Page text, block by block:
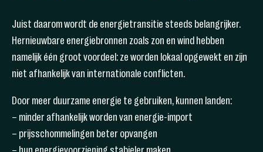
Juist daarom wordt de energietransitie steeds belangrijker.
Hernieuwbare energiebronnen zoals zon en wind hebben
namelijk één groot voordeel: ze worden lokaal opgewekt en zijn
niet afhankelijk van internationale conflicten.
Door meer duurzame energie te gebruiken, kunnen landen:
– minder afhankelijk worden van energie-import
– prijsschommelingen beter opvangen
– hun energievoorziening stabieler maken